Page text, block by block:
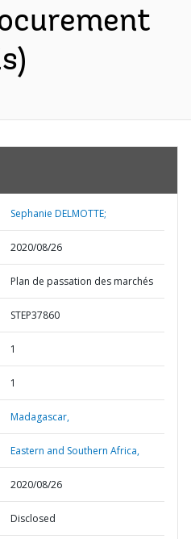
Sephanie DELMOTTE;
2020/08/26
Plan de passation des marchés
STEP37860
1
1
Madagascar,
Eastern and Southern Africa,
2020/08/26
Disclosed